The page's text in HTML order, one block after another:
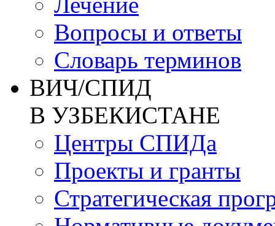
Вопросы и ответы
Словарь терминов
ВИЧ/СПИД
В УЗБЕКИСТАНЕ
Центры СПИДа
Проекты и гранты
Стратегическая